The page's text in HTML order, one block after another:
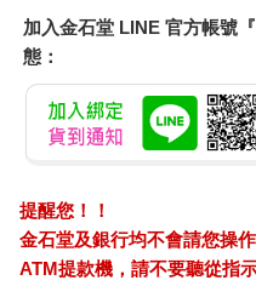
而事業差距則來自於根深蒂
inequality）。要深切掌握這
之旅，瞭解美國女性在美國
轉變。
我們的重點將放在大學畢業
業。相較之下，男性只有36%
遙遙領先。長時間以來，因為
畢業都面臨很大的挑戰。
加入金石堂 LINE 官方帳號
態：
提醒您！！
金石堂及銀行均不會請您操
ATM提款機，請不要聽從指